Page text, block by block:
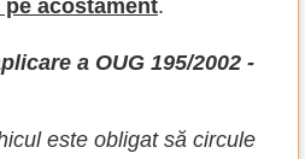
acostament.
a OUG 195/2002 -
este obligat să circule